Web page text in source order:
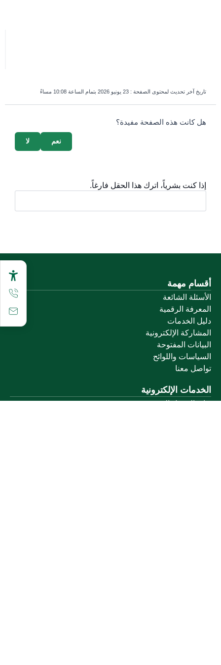
تاريخ آخر تحديث لمحتوى الصفحة : 23 يونيو 2026 بتمام الساعة 10:08 مساءً
survey_v2
هل كانت هذه الصفحة مفيدة؟
لا نعم
إذا كنت بشرياً، اترك هذا الحقل فارغاً.
أقسام مهمة
الأسئلة الشائعة
المعرفة الرقمية
دليل الخدمات
المشاركة الإلكترونية
البيانات المفتوحة
السياسات واللوائح
تواصل معنا
الخدمات الإلكترونية